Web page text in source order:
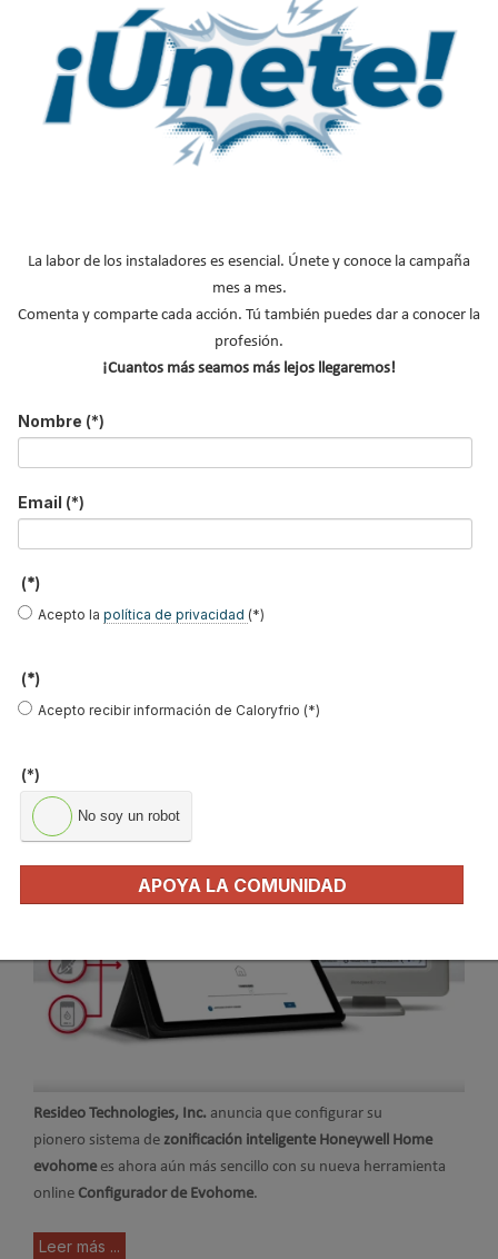
y confort para el hogar, anuncia la ampliación de su serie VC con
la introducción de la nueva válvula de zona de alto caudal
VCZMU6000. Esta innovadora válvula de 11/4” y 3 vías, con un
de calefacción y refrigeración domésticas de gran tamaño, así
como para pequeñas aplicaciones comerciales.
Leer más ...
Resideo simplifica la
configuración de zonificación
herramienta de creación de
sistemas Honeywell Home
Publicado en Regulación y Control
Resideo Technologies, Inc. anuncia que configurar su
pionero sistema de zonificación inteligente Honeywell Home
evohomees ahora aún más sencillo con su nueva herramienta
online Configurador de Evohome.
Leer más ...
La labor de los instaladores es esencial. Únete y conoce la campaña
mes a mes.
Comenta y comparte cada acción. Tú también puedes dar a conocer la
profesión.
¡Cuantos más seamos más lejos llegaremos!
Nombre (*)
Email (*)
(*)
Acepto la política de privacidad (*)
(*)
Acepto recibir información de Caloryfrio (*)
(*)
No soy un robot
APOYA LA COMUNIDAD